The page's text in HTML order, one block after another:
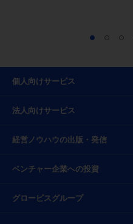
個人向けサービス
法人向けサービス
経営ノウハウの出版・発信
ベンチャー企業への投資
グロービスグループ